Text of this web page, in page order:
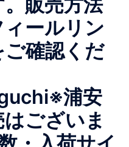
ールリン
確認くだ
浦安
ございま